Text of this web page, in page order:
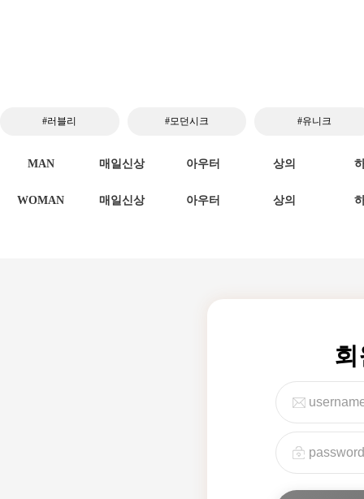
#러블리 #모던시크 #유니크
MAN 매일신상 아우터 상의
WOMAN 매일신상 아우터 상의